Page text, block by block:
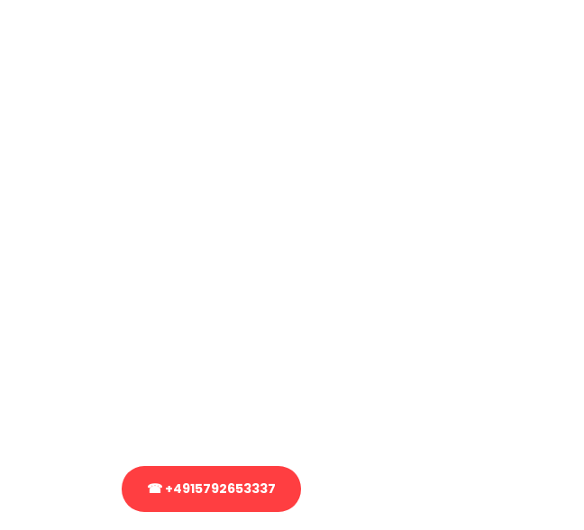
☎ +4915792653337